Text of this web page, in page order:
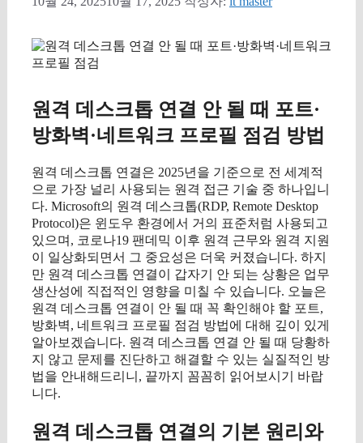
원격 데스크톱 연결 안 될 때 포트·
방화벽·네트워크 프로필 점검 방법
원격 데스크톱 연결은 2025년을 기준으로 전 세계적
으로 가장 널리 사용되는 원격 접근 기술 중 하나입니
다. Microsoft의 원격 데스크톱(RDP, Remote Desktop
Protocol)은 윈도우 환경에서 거의 표준처럼 사용되고
있으며, 코로나19 팬데믹 이후 원격 근무와 원격 지원
이 일상화되면서 그 중요성은 더욱 커졌습니다. 하지
만 원격 데스크톱 연결이 갑자기 안 되는 상황은 업무
생산성에 직접적인 영향을 미칠 수 있습니다. 오늘은
원격 데스크톱 연결이 안 될 때 꼭 확인해야 할 포트,
방화벽, 네트워크 프로필 점검 방법에 대해 깊이 있게
알아보겠습니다. 원격 데스크톱 연결 안 될 때 당황하
지 않고 문제를 진단하고 해결할 수 있는 실질적인 방
법을 안내해드리니, 끝까지 꼼꼼히 읽어보시기 바랍
니다.
원격 데스크톱 연결의 기본 원리와